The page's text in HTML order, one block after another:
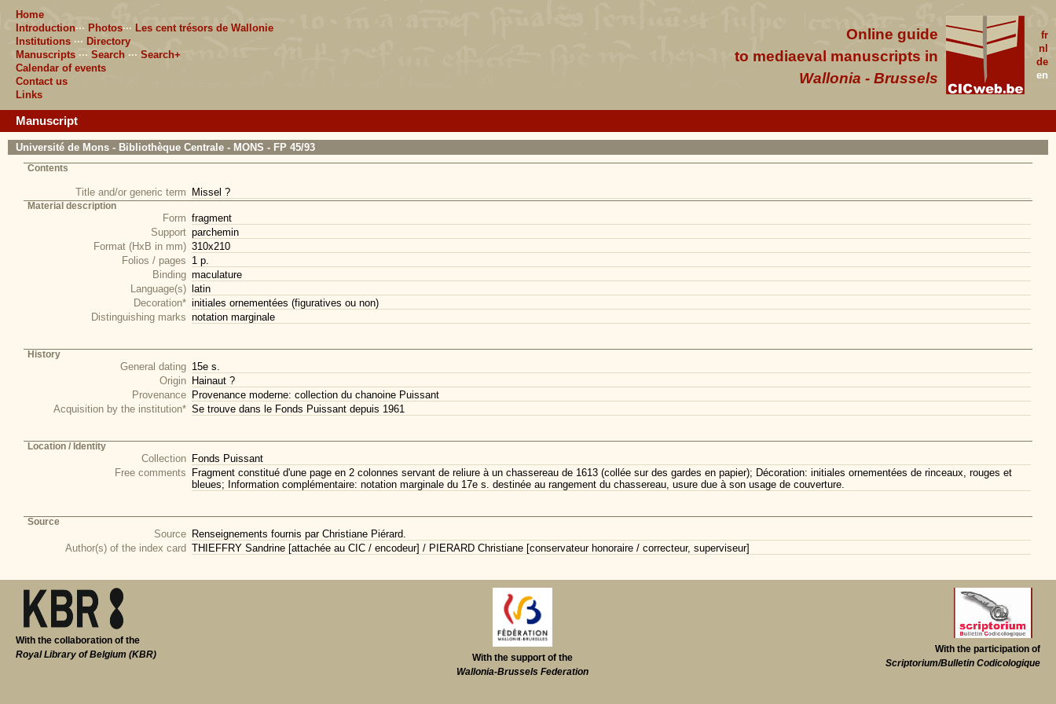
fr
nl
de
en
Online guide
to mediaeval manuscripts in
Wallonia - Brussels
Home
Introduction··· Photos··· Les cent trésors de Wallonie
Institutions ··· Directory
Manuscripts ··· Search ··· Search+
Calendar of events
Contact us
Links
Manuscript
Université de Mons - Bibliothèque Centrale - MONS - FP 45/93
Contents
Title and/or generic term Missel ?
Material description
Form fragment
Support parchemin
Format (HxB in mm) 310x210
Folios / pages 1 p.
Binding maculature
Language(s)
latin
Decoration* initiales ornementées (figuratives ou non)
Distinguishing marks notation marginale
History
General dating 15e s.
Origin Hainaut ?
Provenance Provenance moderne: collection du chanoine Puissant
Acquisition by the institution* Se trouve dans le Fonds Puissant depuis 1961
Location / Identity
Collection Fonds Puissant
Free comments
Fragment constitué d'une page en 2 colonnes servant de reliure à un chassereau de 1613 (collée sur des gardes en papier); Décoration: initiales ornementées de rinceaux, rouges et
bleues; Information complémentaire: notation marginale du 17e s. destinée au rangement du chassereau, usure due à son usage de couverture.
Source
Source Renseignements fournis par Christiane Piérard.
Author(s) of the index card THIEFFRY Sandrine [attachée au CIC / encodeur] / PIERARD Christiane [conservateur honoraire / correcteur, superviseur]
With the support of the
Wallonia-Brussels Federation
With the collaboration of the
Royal Library of Belgium (KBR)
With the participation of
Scriptorium/Bulletin Codicologique